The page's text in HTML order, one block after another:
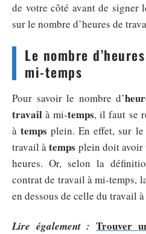
de votre côté avant de signer
sur le nombre d’heures de
Le nombre
mi-temps
Pour savoir le nombre d’
travail à mi-temps, il faut se
àtemps plein. En effet, sur
travail àtemps plein doit avoir
heures. Or, selon la
contrat de travail à mi-temps,
en dessous de celle du travail à
Lire également : Trouver